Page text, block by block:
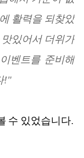
활력을 되찾았
있어서 더위가
벤트를 준비해
!"
수 있었습니다.